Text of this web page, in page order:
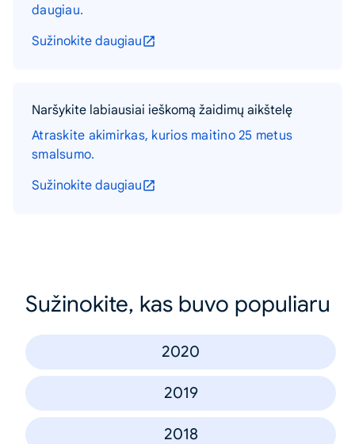
daugiau.
Sužinokite daugiau
Naršykite labiausiai ieškomą žaidimų aikštelę
Atraskite akimirkas, kurios maitino 25 metus
smalsumo.
Sužinokite daugiau
Sužinokite, kas buvo populiaru
2020
2019
2018